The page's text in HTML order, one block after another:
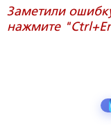
Заметили
нажмите